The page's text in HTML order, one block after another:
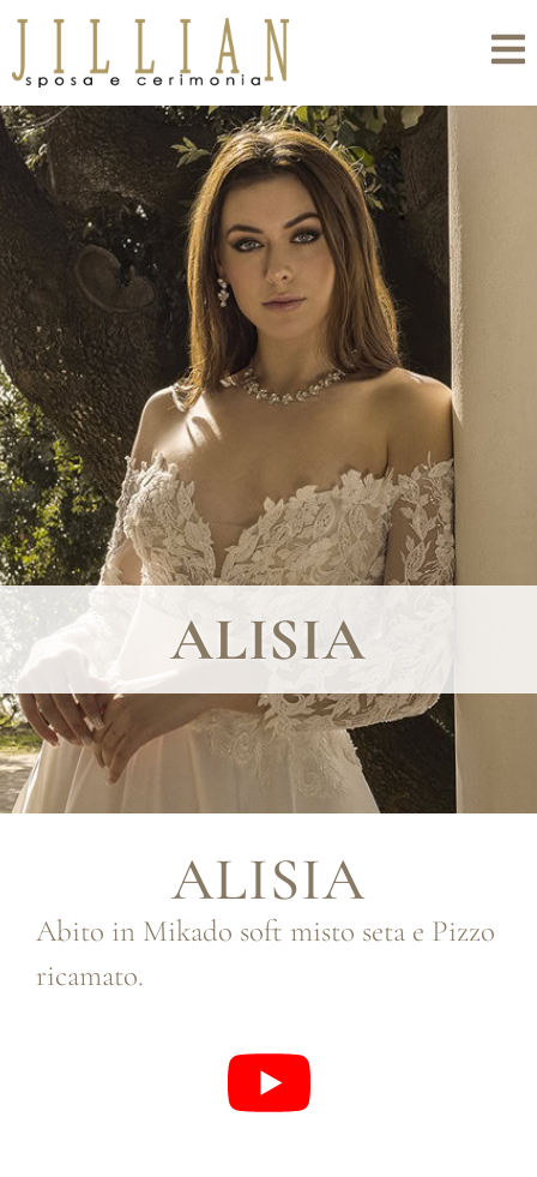
ALISIA
ALISIA
Abito in Mikado soft misto seta e Pizzo
ricamato.